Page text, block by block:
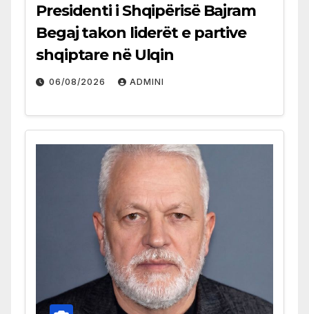
Presidenti i Shqipërisë Bajram
Begaj takon liderët e partive
shqiptare në Ulqin
06/08/2026 ADMINI